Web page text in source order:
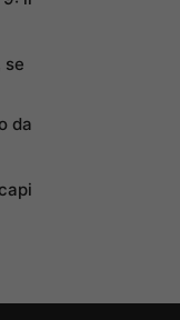
se
da